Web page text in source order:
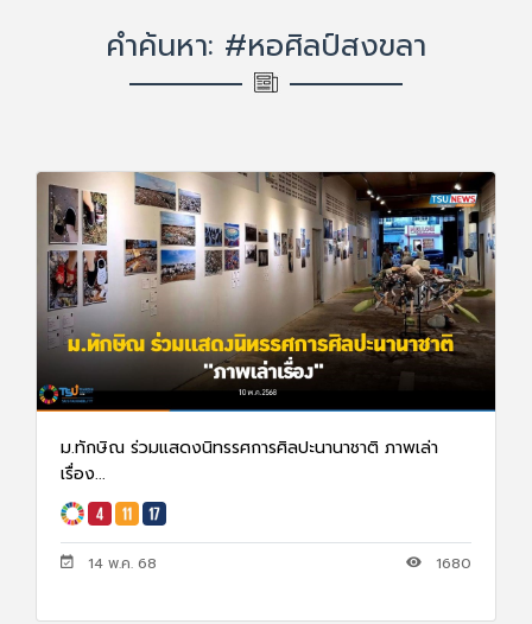
คำค้นหา: #หอศิลป์สงขลา
ม.ทักษิณ ร่วมแสดงนิทรรศการศิลปะนานาชาติ ภาพเล่า
เรื่อง...
14 พ.ค. 68 1680